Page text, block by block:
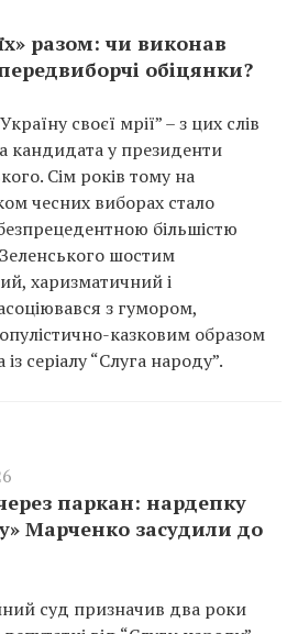
разом: чи виконав
обіцянки?
своєї мрії” – з цих слів
кандидата у президенти
Сім років тому на
чесних виборах стало
більшістю
шостим
харизматичний і
з гумором,
казковим образом
серіалу “Слуга народу”.
паркан: нардепку
Марченко засудили до
суд призначив два роки